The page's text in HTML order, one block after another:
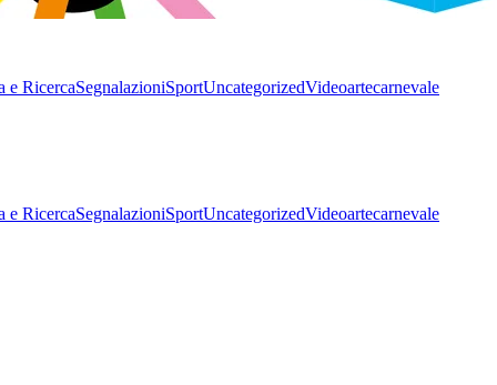
e RicercaSegnalazioniSportUncategorizedVideoartecarnevale
e RicercaSegnalazioniSportUncategorizedVideoartecarnevale